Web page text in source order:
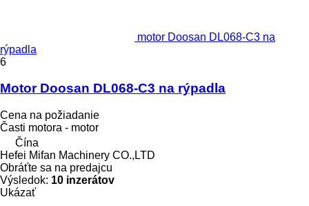
motor Doosan DL068-C3 na
rýpadla
6
Motor Doosan DL068-C3 na rýpadla
Cena na požiadanie
Časti motora - motor
Čína
Hefei Mifan Machinery CO.,LTD
Obráťte sa na predajcu
Výsledok: 10 inzerátov
Ukázať